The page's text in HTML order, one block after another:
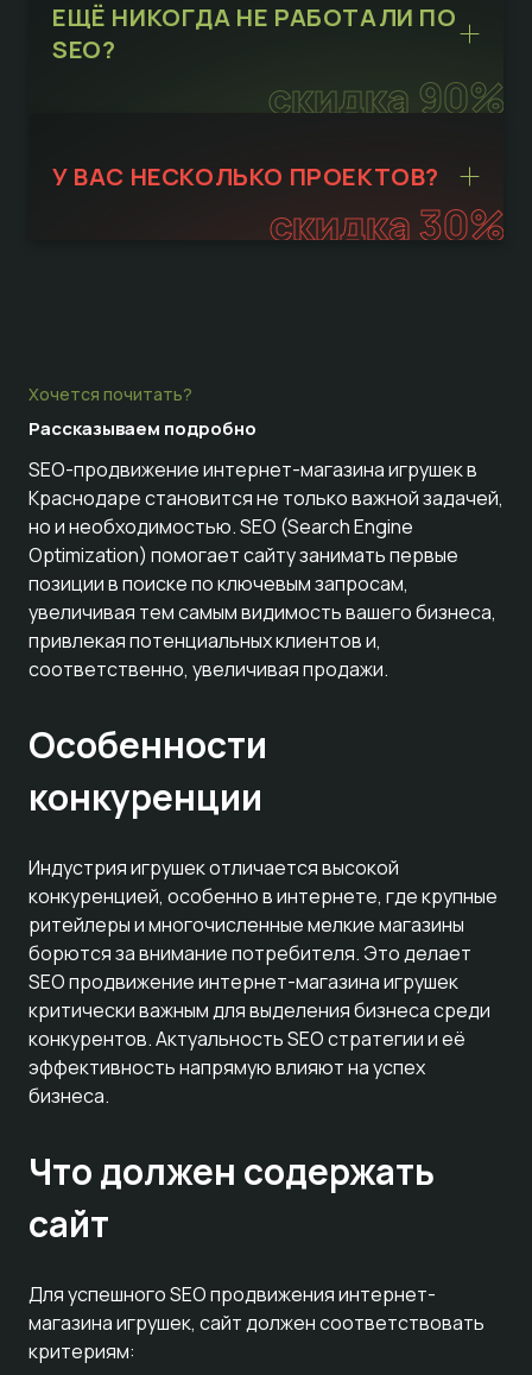
скидка 90%
ЕЩЁ НИКОГДА НЕ РАБОТАЛИ ПО
SEO?
скидка 30%
У ВАС НЕСКОЛЬКО ПРОЕКТОВ?
Хочется почитать?
Рассказываем подробно
SEO-продвижение интернет-магазина игрушек в
Краснодаре становится не только важной задачей,
но и необходимостью. SEO (Search Engine
Optimization) помогает сайту занимать первые
позиции в поиске по ключевым запросам,
увеличивая тем самым видимость вашего бизнеса,
привлекая потенциальных клиентов и,
соответственно, увеличивая продажи.
Особенности
конкуренции
Индустрия игрушек отличается высокой
конкуренцией, особенно в интернете, где крупные
ритейлеры и многочисленные мелкие магазины
борются за внимание потребителя. Это делает
SEO продвижение интернет-магазина игрушек
критически важным для выделения бизнеса среди
конкурентов. Актуальность SEO стратегии и её
эффективность напрямую влияют на успех
бизнеса.
Что должен содержать
сайт
Для успешного SEO продвижения интернет-
магазина игрушек, сайт должен соответствовать
критериям: